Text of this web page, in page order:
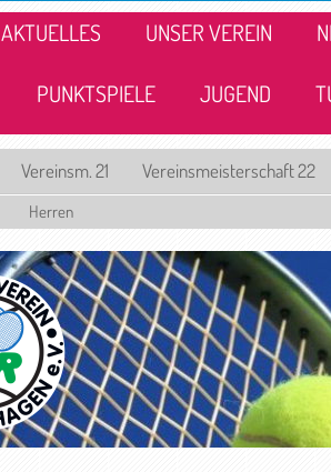
AKTUELLES UNSER VEREIN
PUNKTSPIELE JUGEND
Vereinsm. 21 Vereinsmeisterschaft 22
Herren